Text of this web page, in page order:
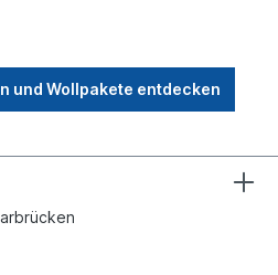
und Wollpakete entdecken